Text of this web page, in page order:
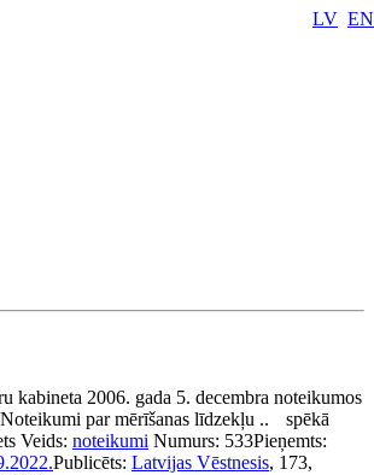
LV EN
kabineta 2006. gada 5. decembra noteikumos
par mērīšanas līdzekļu ..
spēkā
Veids: noteikumi Numurs: 533Pieņemts:
Publicēts: Latvijas Vēstnesis, 173,